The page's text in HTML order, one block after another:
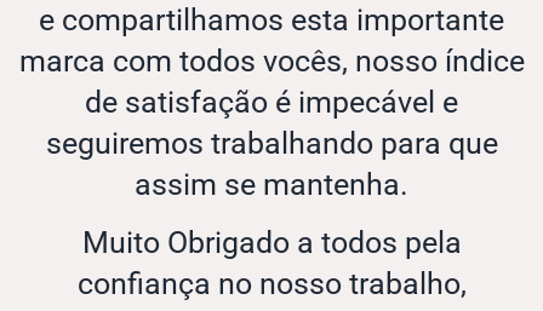
e compartilhamos esta importante
marca com todos vocês, nosso índice
de satisfação é impecável e
seguiremos trabalhando para que
assim se mantenha.
Muito Obrigado a todos pela
confiança no nosso trabalho,